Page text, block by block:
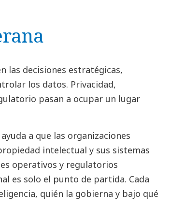
las decisiones estratégicas,
los datos. Privacidad,
pasan a ocupar un lugar
a que las organizaciones
intelectual y sus sistemas
operativos y regulatorios
es solo el punto de partida. Cada
quién la gobierna y bajo qué